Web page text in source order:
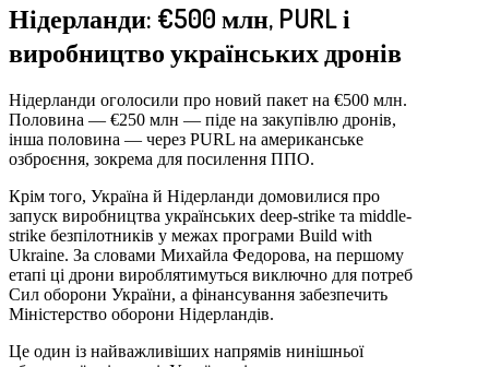
Нідерланди: €500 млн, PURL і
виробництво українських дронів
Нідерланди оголосили про новий пакет на €500 млн.
Половина — €250 млн — піде на закупівлю дронів,
інша половина — через PURL на американське
озброєння, зокрема для посилення ППО.
Крім того, Україна й Нідерланди домовилися про
запуск виробництва українських deep-strike та middle-
strike безпілотників у межах програми Build with
Ukraine. За словами Михайла Федорова, на першому
етапі ці дрони вироблятимуться виключно для потреб
Сил оборони України, а фінансування забезпечить
Міністерство оборони Нідерландів.
Це один із найважливіших напрямів нинішньої